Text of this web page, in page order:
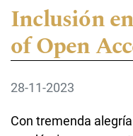
Inclusión
of Open
28-11-2023
Con tremenda